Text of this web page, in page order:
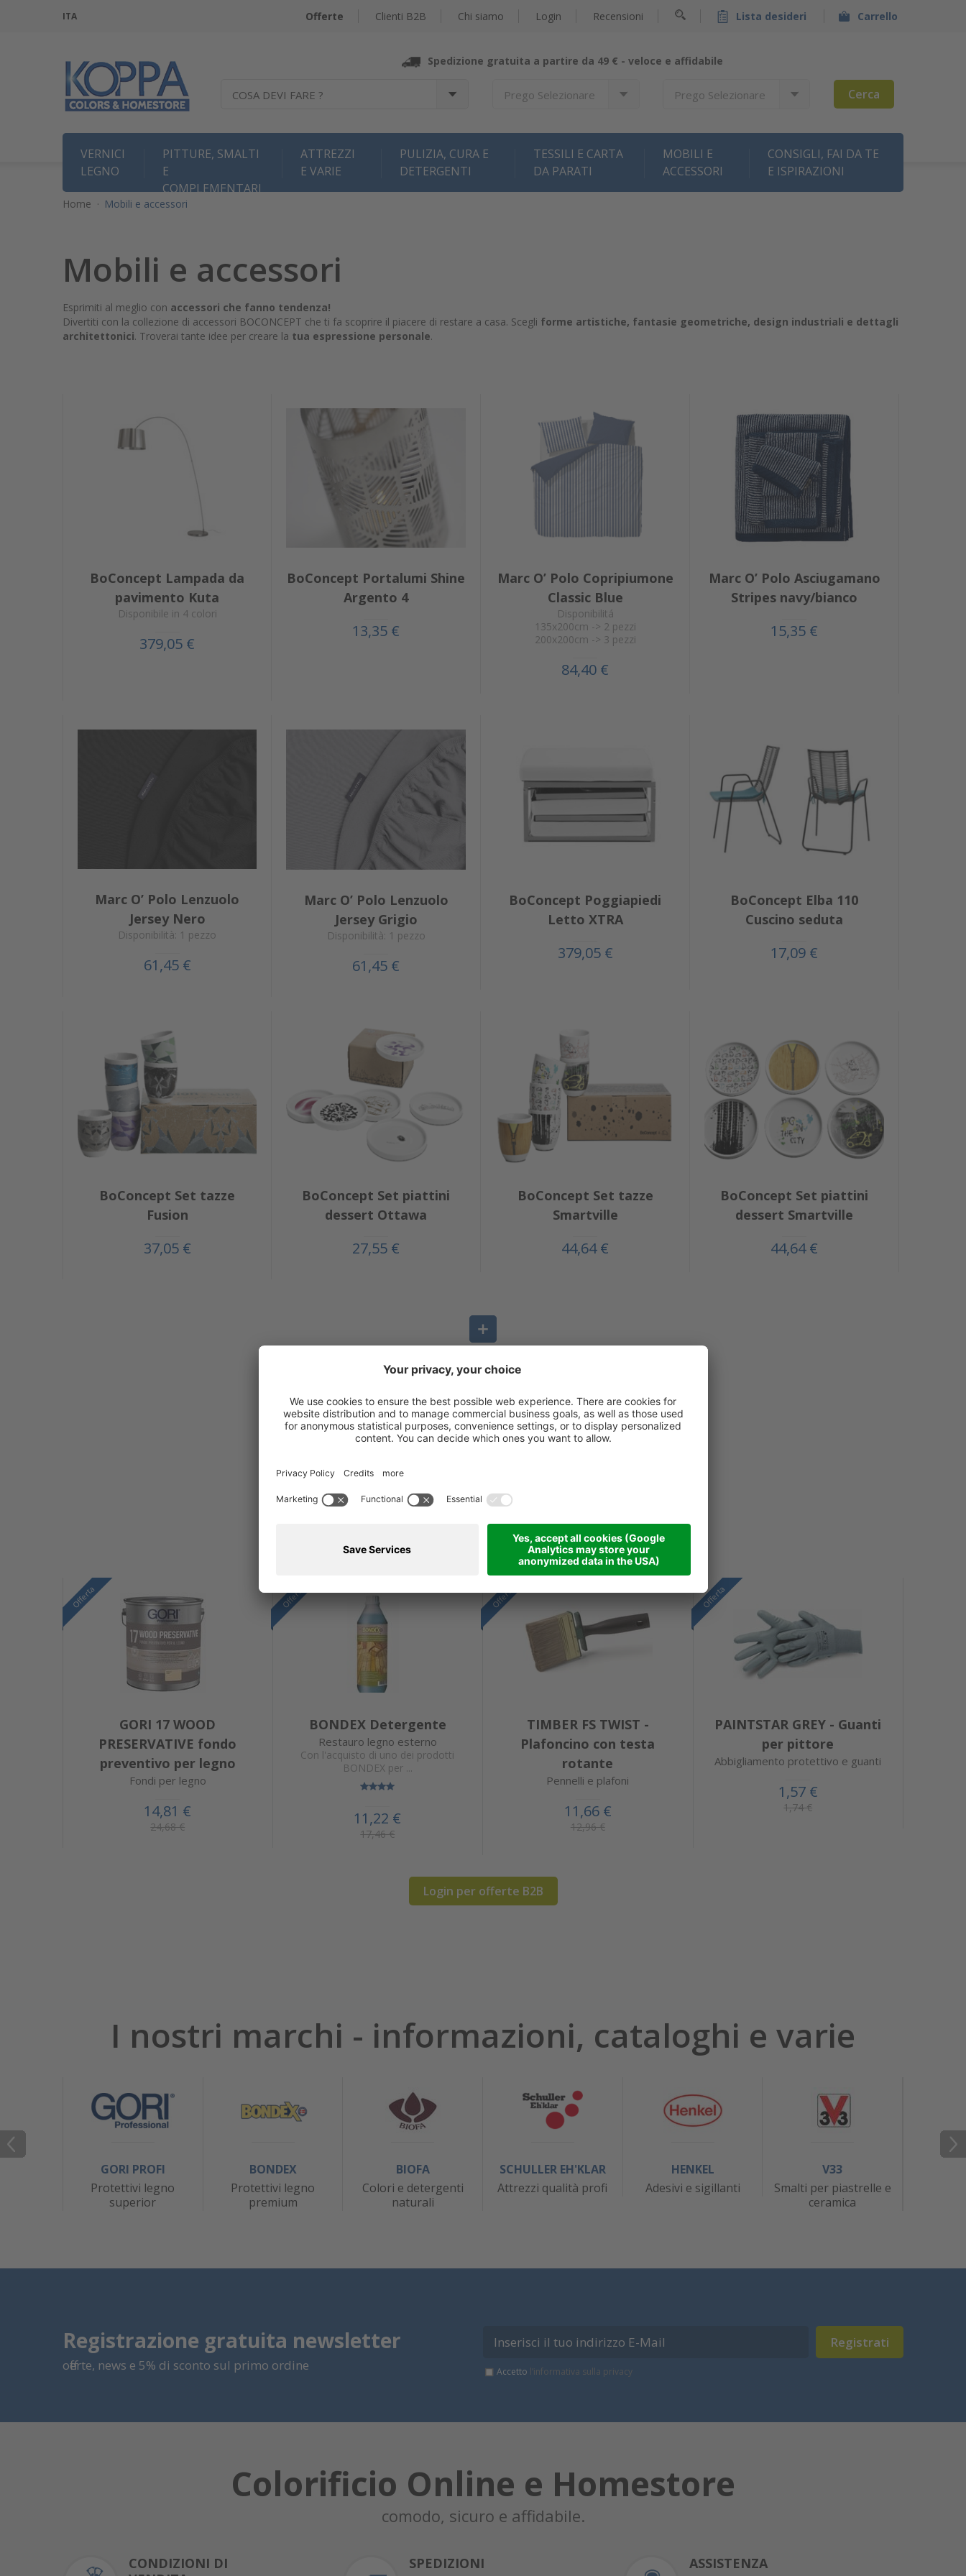
ITA Offerte Clienti B2B Chi siamo Login Recensioni Lista desideri Carrello
Spedizione gratuita a partire da 49 € - veloce e affidabile
COSA DEVI FARE ? Prego Selezionare Prego Selezionare Cerca
VERNICI
LEGNO
PITTURE, SMALTI
E
COMPLEMENTARI
ATTREZZI
E VARIE
PULIZIA, CURA E
DETERGENTI
TESSILI E CARTA
DA PARATI
MOBILI E
ACCESSORI
CONSIGLI, FAI DA TE
E ISPIRAZIONI
Home · Mobili e accessori
Mobili e accessori
Esprimiti al meglio con accessori che fanno tendenza!
Divertiti con la collezione di accessori BOCONCEPT che ti fa scoprire il piacere di restare a casa. Scegli forme artistiche, fantasie geometriche, design industriali e dettagli
architettonici. Troverai tante idee per creare la tua espressione personale.
BoConcept Lampada da
pavimento Kuta
Disponibile in 4 colori
379,05 €
BoConcept Portalumi Shine
Argento 4
13,35 €
Marc O’ Polo Copripiumone
Classic Blue
Disponibilitá
135x200cm -> 2 pezzi
200x200cm -> 3 pezzi
84,40 €
Marc O’ Polo Asciugamano
Stripes navy/bianco
15,35 €
Marc O’ Polo Lenzuolo
Jersey Nero
Disponibilità: 1 pezzo
61,45 €
Marc O’ Polo Lenzuolo
Jersey Grigio
Disponibilità: 1 pezzo
61,45 €
BoConcept Poggiapiedi
Letto XTRA
379,05 €
BoConcept Elba 110
Cuscino seduta
17,09 €
BoConcept Set tazze
Fusion
37,05 €
BoConcept Set piattini
dessert Ottawa
27,55 €
BoConcept Set tazze
Smartville
44,64 €
BoConcept Set piattini
dessert Smartville
44,64 €
Ulteriori prodotti
Le migliori offerte
Offerta
GORI 17 WOOD
PRESERVATIVE fondo
preventivo per legno
Fondi per legno
14,81 €
24,68 €
Offerta
BONDEX Detergente
Restauro legno esterno
Con l'acquisto di uno dei prodotti
BONDEX per ...
11,22 €
17,46 €
Offerta
TIMBER FS TWIST -
Plafoncino con testa
rotante
Pennelli e plafoni
11,66 €
12,96 €
Offerta
PAINTSTAR GREY - Guanti
per pittore
Abbigliamento protettivo e guanti
1,57 €
1,74 €
Login per offerte B2B
I nostri marchi - informazioni, cataloghi e varie
GORI PROFI
Protettivi legno
superior
BONDEX
Protettivi legno
premium
BIOFA
Colori e detergenti
naturali
SCHULLER EH'KLAR
Attrezzi qualità profi
HENKEL
Adesivi e sigillanti
V33
Smalti per piastrelle e
ceramica
Registrazione gratuita newsletter
offerte, news e 5% di sconto sul primo ordine
Registrati
Accetto l’informativa sulla privacy
Colorificio Online e Homestore
comodo, sicuro e affidabile.
CONDIZIONI DI
SPEDIZIONI ASSISTENZA